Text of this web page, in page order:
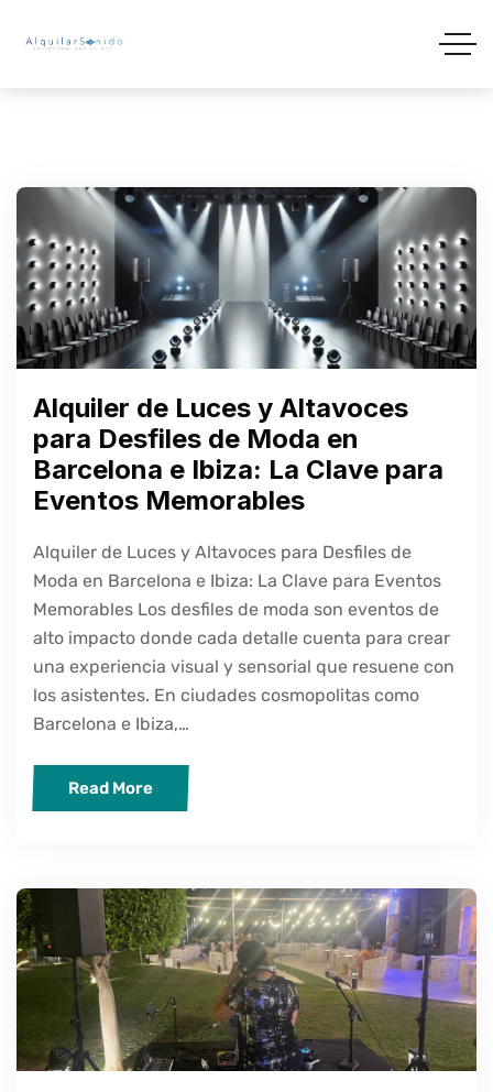
Alquiler de Luces y Altavoces
para Desfiles de Moda en
Barcelona e Ibiza: La Clave para
Eventos Memorables
Alquiler de Luces y Altavoces para Desfiles de
Moda en Barcelona e Ibiza: La Clave para Eventos
Memorables Los desfiles de moda son eventos de
alto impacto donde cada detalle cuenta para crear
una experiencia visual y sensorial que resuene con
los asistentes. En ciudades cosmopolitas como
Barcelona e Ibiza,…
Read More